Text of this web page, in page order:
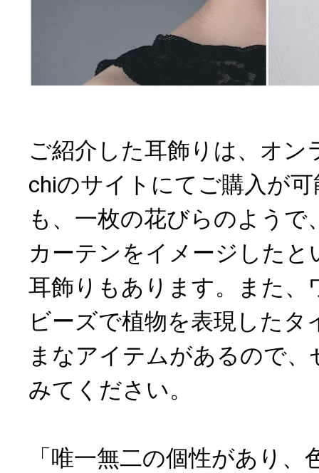
ご紹介した耳飾りは、オン
chiのサイトにてご購入が
も、一枚の花びらのようで
カーテンをイメージしたと
耳飾りもあります。また、
ビーズで植物を表現したタ
まなアイテムがあるので
みてください。
「唯一無二の個性があり